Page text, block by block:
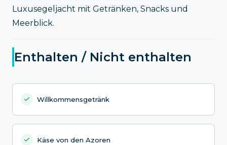
Luxusegeljacht mit Getränken, Snacks und
Meerblick.
Enthalten / Nicht enthalten
Willkommensgetränk
Käse von den Azoren